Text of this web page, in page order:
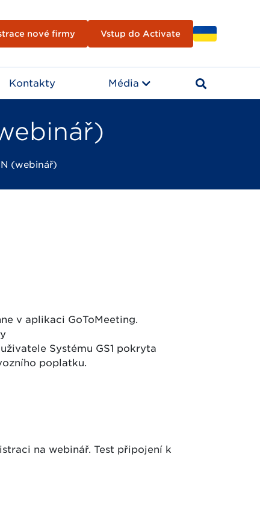
nové firmy Vstup do Activate
Kontakty Média
(webinář)
v aplikaci GoToMeeting.
Systému GS1 pokryta
poplatku.
na webinář. Test připojení k